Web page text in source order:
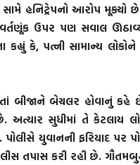
સામે હનિટ્રેપનો આરોપ
વર્તણૂંક ઉપર પણ સવાલ
કહ્યું કે, પત્ની સામાન્ય
બીજાને બેચલર હોવાનું કહે
અત્યાર સુધીમાં તે કેટલાય
યુવાનની ફરિયાદ પર
તપાસ કરી રહી છે.